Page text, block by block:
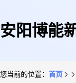
安阳博能
您当前的位置： 首页